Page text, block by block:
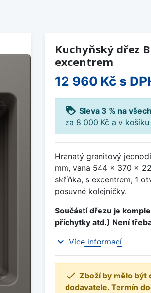
Kuchyňský dřez
excentrem
12 960 Kč s
loyalty Sleva 3 % na
za 8 000 Kč a v
Hranatý granitový
mm, vana 544 x 370 x
skříňka, s excentrem, 1
posuvné kolejničky.
Součástí dřezu je
příchytky atd.) Není
expand_more Více informací
 Zboží by mělo být
dodavatele. Termín